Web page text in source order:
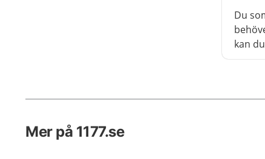
Du
kan
Mer på 1177.se